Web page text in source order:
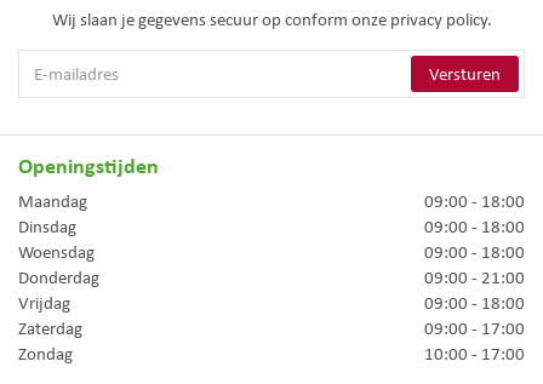
Wij slaan je gegevens secuur op conform onze privacy policy.
Openingstijden
Maandag
09:00 - 18:00
Dinsdag
09:00 - 18:00
Woensdag
09:00 - 18:00
Donderdag
09:00 - 21:00
Vrijdag
09:00 - 18:00
Zaterdag
09:00 - 17:00
Zondag
10:00 - 17:00